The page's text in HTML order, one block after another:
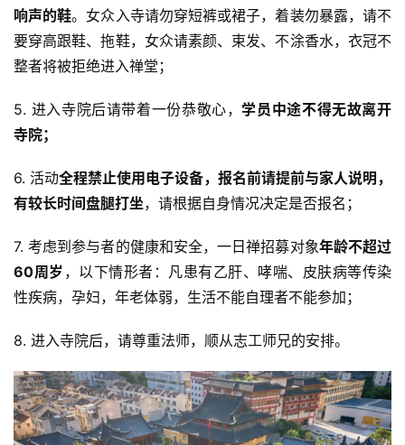
响声的鞋。女众入寺请勿穿短裤或裙子，着装勿暴露，请不
要穿高跟鞋、拖鞋，女众请素颜、束发、不涂香水，衣冠不
整者将被拒绝进入禅堂；
5. 进入寺院后请带着一份恭敬心，学员中途不得无故离开
寺院；
6. 活动全程禁止使用电子设备，报名前请提前与家人说明，
有较长时间盘腿打坐，请根据自身情况决定是否报名；
7. 考虑到参与者的健康和安全，一日禅招募对象年龄不超过
60周岁 ，以下情形者：凡患有乙肝、哮喘、皮肤病等传染
性疾病，孕妇，年老体弱，生活不能自理者不能参加；
8. 进入寺院后，请尊重法师，顺从志工师兄的安排。